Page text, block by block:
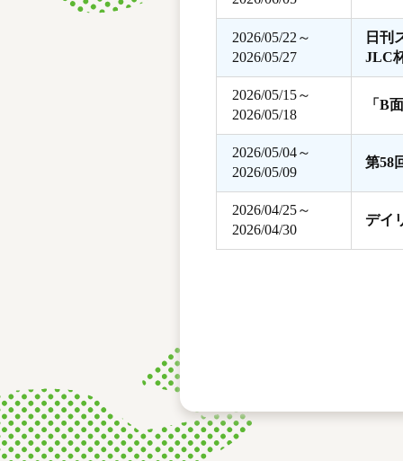
2026/05/22～
2026/05/27
日刊
JLC
2026/05/15～
2026/05/18
「B
2026/05/04～
2026/05/09
第58
2026/04/25～
2026/04/30
デイ